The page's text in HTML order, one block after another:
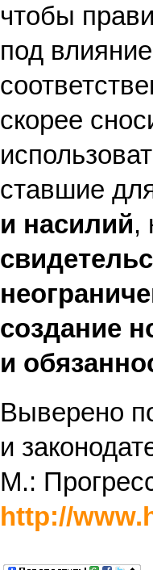
чтобы
под
скорее
ставшие
и насилий,
создание
и
Выверено
и
М.:
http://